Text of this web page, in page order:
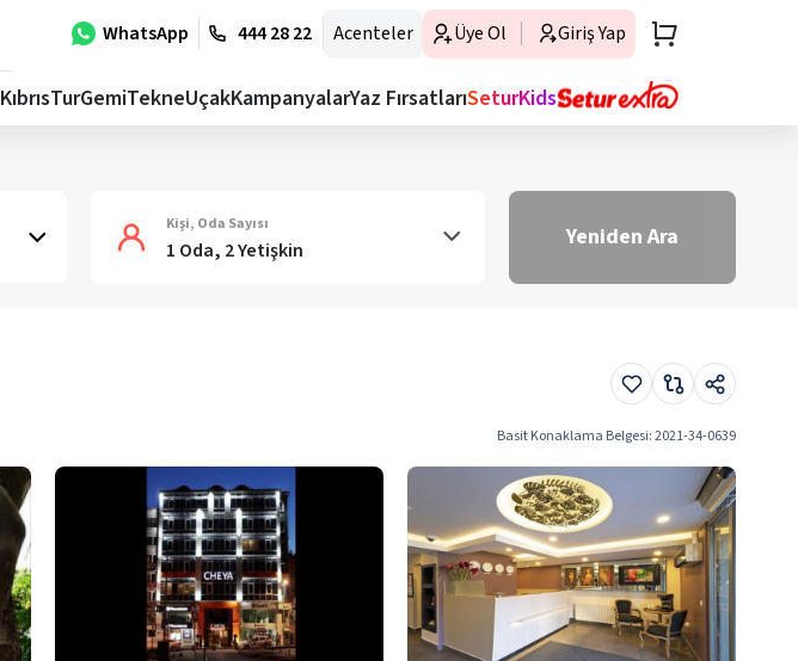
WhatsApp 444 28 22 Acenteler Üye Ol Giriş Yap
KıbrısTurGemiTekneUçakKampanyalarYaz FırsatlarıSeturKids
Kişi, Oda Sayısı
1 Oda, 2 Yetişkin Yeniden Ara
Basit Konaklama Belgesi:2021-34-0639